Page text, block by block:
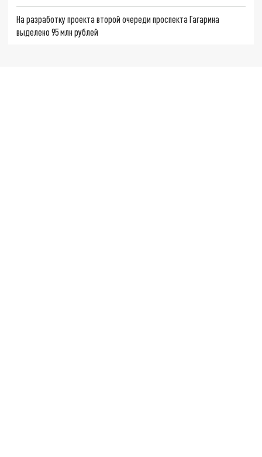
На разработку проекта второй очереди проспекта Гагарина
выделено 95 млн рублей